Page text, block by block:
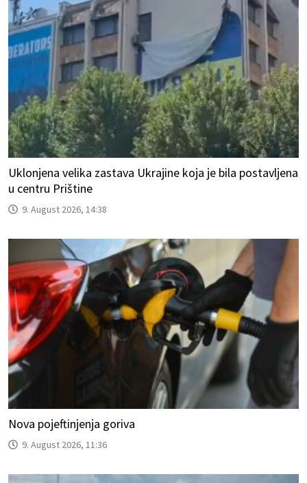
Uklonjena velika zastava Ukrajine koja je bila postavljena
u centru Prištine
9. August 2026, 14:38
Nova pojeftinjenja goriva
9. August 2026, 11:36